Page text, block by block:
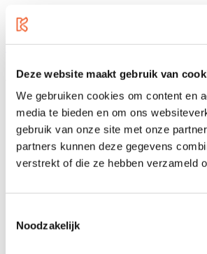
Deze website maakt gebruik van
We gebruiken cookies om content en
media te bieden en om ons
gebruik van onze site met onze
partners kunnen deze gegevens
verstrekt of die ze hebben verzameld
Noodzakelijk
Artikelnummer
Druk om carousel over te slaan
Alternatieven